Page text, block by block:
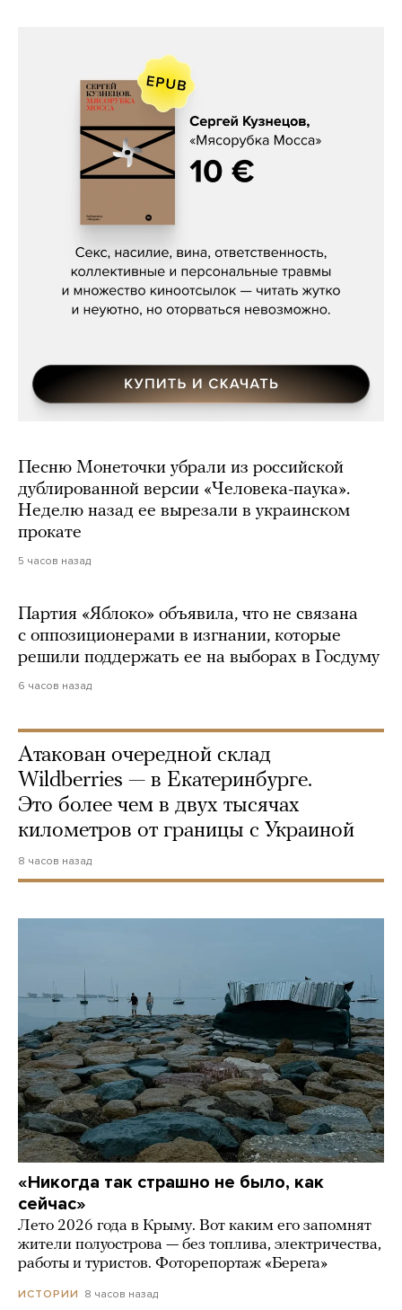
Сергей Кузнецов, «Мясорубка
Песню Монеточки убрали из российской
дублированной версии «Человека-паука».
Неделю назад ее вырезали в украинском
прокате
5 часов назад
Партия «Яблоко» объявила, что не связана
с оппозиционерами в изгнании, которые
решили поддержать ее на выборах в Госдуму
6 часов назад
Атакован очередной склад
Wildberries — в Екатеринбурге.
Это более чем в двух тысячах
километров от границы с Украиной
8 часов назад
«Никогда так страшно не было, как
сейчас»
Лето 2026 года в Крыму. Вот каким его запомнят
жители полуострова — без топлива, электричества,
работы и туристов. Фоторепортаж «Берега»
ИСТОРИИ 8 часов назад